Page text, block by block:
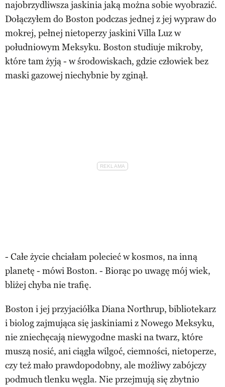
najobrzydliwsza jaskinia jaką można sobie wyobrazić.
Dołączyłem do Boston podczas jednej z jej wypraw do
mokrej, pełnej nietoperzy jaskini Villa Luz w
południowym Meksyku. Boston studiuje mikroby,
które tam żyją - w środowiskach, gdzie człowiek bez
maski gazowej niechybnie by zginął.
- Całe życie chciałam polecieć w kosmos, na inną
planetę - mówi Boston. - Biorąc po uwagę mój wiek,
bliżej chyba nie trafię.
Boston i jej przyjaciółka Diana Northrup, bibliotekarz
i biolog zajmująca się jaskiniami z Nowego Meksyku,
nie zniechęcają niewygodne maski na twarz, które
muszą nosić, ani ciągła wilgoć, ciemności, nietoperze,
czy też mało prawdopodobny, ale możliwy zabójczy
podmuch tlenku węgla. Nie przejmują się zbytnio